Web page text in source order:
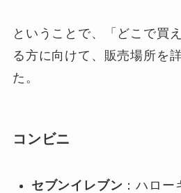
ということで、「どこで買
る方に向けて、販売場所を
た。
コンビニ
セブンイレブン ：ハロ